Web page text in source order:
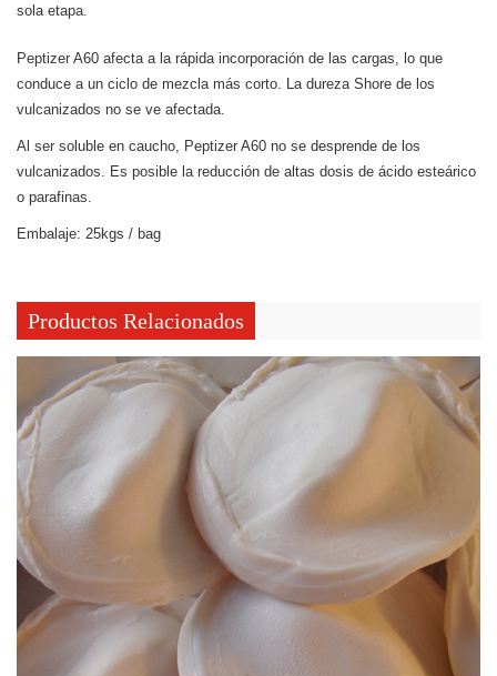
sola etapa.
Peptizer A60 afecta a la rápida incorporación de las cargas, lo que
conduce a un ciclo de mezcla más corto. La dureza Shore de los
vulcanizados no se ve afectada.
Al ser soluble en caucho, Peptizer A60 no se desprende de los
vulcanizados. Es posible la reducción de altas dosis de ácido esteárico
o parafinas.
Embalaje: 25kgs / bag
Productos Relacionados